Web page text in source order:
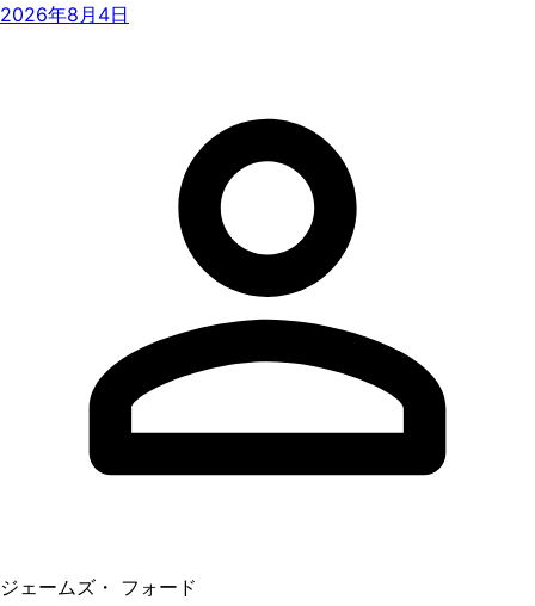
2026年8月4日
ジェームズ・ フォード